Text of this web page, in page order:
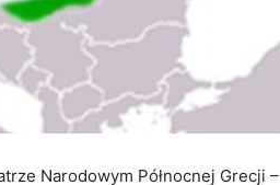
Narodowym Północnej Grecji –